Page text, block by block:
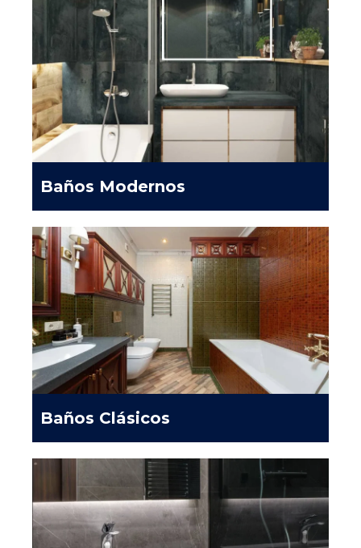
Baños Modernos
Baños Clásicos